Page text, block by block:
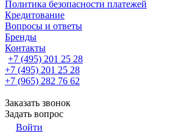
Политика безопасности платежей
Кредитование
Вопросы и ответы
Бренды
Контакты
+7 (495) 201 25 28
+7 (495) 201 25 28
+7 (965) 282 76 62
Заказать звонок
Задать вопрос
Войти